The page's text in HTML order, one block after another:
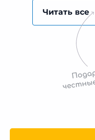
Читать все